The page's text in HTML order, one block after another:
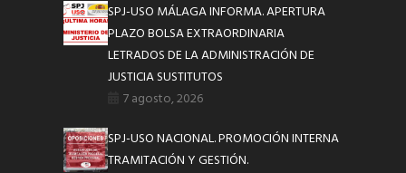
SPJ-USO MÁLAGA INFORMA. APERTURA
PLAZO BOLSA EXTRAORDINARIA
LETRADOS DE LA ADMINISTRACIÓN DE
JUSTICIA SUSTITUTOS
7 agosto, 2026
SPJ-USO NACIONAL. PROMOCIÓN INTERNA
TRAMITACIÓN Y GESTIÓN.